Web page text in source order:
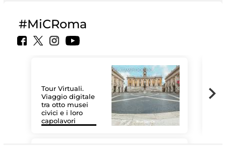
#MiCRoma
Tour Virtuali.
Viaggio digitale
tra otto musei
civici e i loro
capolavori